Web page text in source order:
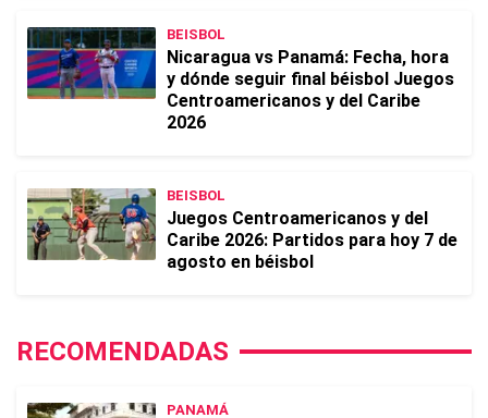
BEISBOL
Nicaragua vs Panamá: Fecha, hora
y dónde seguir final béisbol Juegos
Centroamericanos y del Caribe
2026
BEISBOL
Juegos Centroamericanos y del
Caribe 2026: Partidos para hoy 7 de
agosto en béisbol
RECOMENDADAS
PANAMÁ